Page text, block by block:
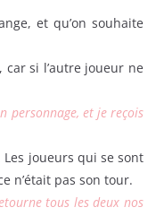
et qu’on souhaite
si l’autre joueur ne
personnage, et je reçois
joueurs qui se sont
n’était pas son tour.
tous les deux nos